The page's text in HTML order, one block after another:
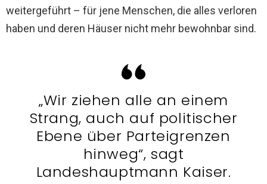
weitergeführt – für jene Menschen, die alles verloren
haben und deren Häuser nicht mehr bewohnbar sind.
„Wir ziehen alle an einem
Strang, auch auf politischer
Ebene über Parteigrenzen
hinweg“, sagt
Landeshauptmann Kaiser.